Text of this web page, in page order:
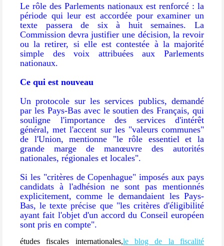
Le rôle des Parlements nationaux est renforcé : la
période qui leur est accordée pour examiner un
texte passera de six à huit semaines. La
Commission devra justifier une décision, la revoir
ou la retirer, si elle est contestée à la majorité
simple des voix attribuées aux Parlements
nationaux.
Ce qui est nouveau
Un protocole sur les services publics, demandé
par les Pays-Bas avec le soutien des Français, qui
souligne l'importance des services d'intérêt
général, met l'accent sur les "valeurs communes"
de l'Union, mentionne "le rôle essentiel et la
grande marge de manœuvre des autorités
nationales, régionales et locales".
Si les "critères de Copenhague" imposés aux pays
candidats à l'adhésion ne sont pas mentionnés
explicitement, comme le demandaient les Pays-
Bas, le texte précise que "les critères d'éligibilité
ayant fait l'objet d'un accord du Conseil européen
sont pris en compte".
études fiscales internationales,le blog de la fiscalité